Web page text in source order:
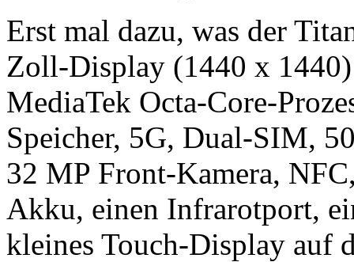
Erst mal dazu, was der
Zoll-Display (1440 x 1440)
MediaTek Octa-Core-
Speicher, 5G, Dual-SIM,
32 MP Front-Kamera,
Akku, einen Infrarotport,
kleines Touch-Display auf